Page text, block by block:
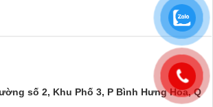
số 2, Khu Phố 3, P Bình Hưng Hòa, Q